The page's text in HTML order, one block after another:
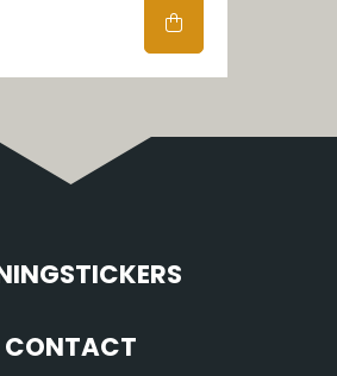
CONTACT